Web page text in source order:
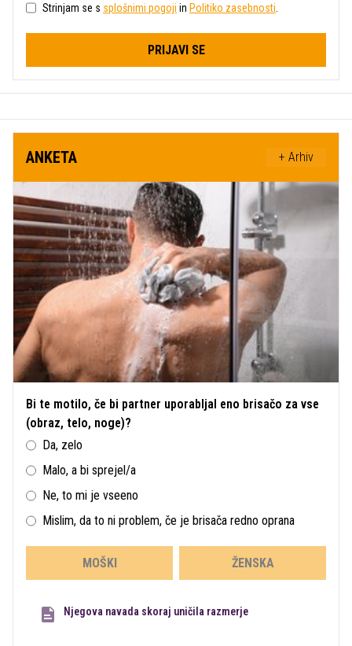
Strinjam se s splošnimi pogoji in Politiko zasebnosti
PRIJAVI SE
ANKETA + Arhiv
Bi te motilo, če bi partner uporabljal eno brisačo za vse
(obraz, telo, noge)?
Da, zelo
Malo, a bi sprejel/a
Ne, to mi je vseeno
Mislim, da to ni problem, če je brisača redno oprana
MOŠKI ŽENSKA
Njegova navada skoraj uničila razmerje